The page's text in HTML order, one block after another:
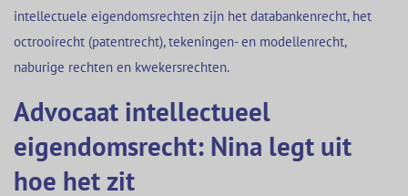
intellectuele eigendomsrechten zijn het databankenrecht, het
octrooirecht (patentrecht), tekeningen- en modellenrecht,
naburige rechten en kwekersrechten.
Advocaat intellectueel
eigendomsrecht: Nina legt uit
hoe het zit